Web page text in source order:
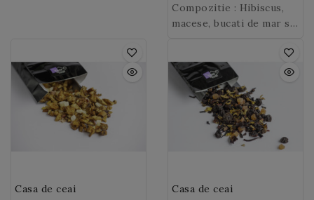
explozie de arome
exotice, un ceai conceput
ceai Pina Coladacald cu
o carte buna in mana,
Compozitie : Hibiscus,
macese, bucati de mar si
cocos, coaja de
portocala, aroma.
Casa de ceai
Casa de ceai